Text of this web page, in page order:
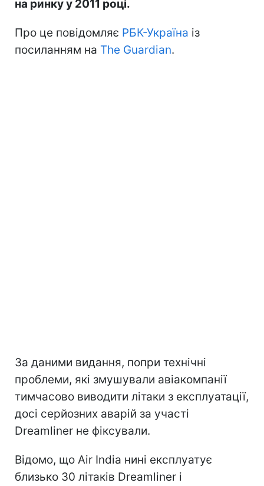
на ринку у 2011 році.
Про це повідомляє РБК-Україна із
посиланням на The Guardian.
За даними видання, попри технічні
проблеми, які змушували авіакомпанії
тимчасово виводити літаки з експлуатації,
досі серйозних аварій за участі
Dreamliner не фіксували.
Відомо, що Air India нині експлуатує
близько 30 літаків Dreamliner і